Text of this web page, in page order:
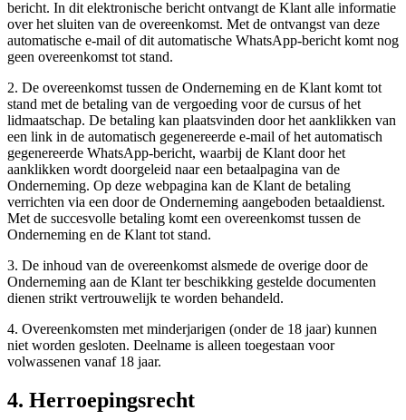
bericht. In dit elektronische bericht ontvangt de Klant alle informatie
over het sluiten van de overeenkomst. Met de ontvangst van deze
automatische e-mail of dit automatische WhatsApp-bericht komt nog
geen overeenkomst tot stand.
2. De overeenkomst tussen de Onderneming en de Klant komt tot
stand met de betaling van de vergoeding voor de cursus of het
lidmaatschap. De betaling kan plaatsvinden door het aanklikken van
een link in de automatisch gegenereerde e-mail of het automatisch
gegenereerde WhatsApp-bericht, waarbij de Klant door het
aanklikken wordt doorgeleid naar een betaalpagina van de
Onderneming. Op deze webpagina kan de Klant de betaling
verrichten via een door de Onderneming aangeboden betaaldienst.
Met de succesvolle betaling komt een overeenkomst tussen de
Onderneming en de Klant tot stand.
3. De inhoud van de overeenkomst alsmede de overige door de
Onderneming aan de Klant ter beschikking gestelde documenten
dienen strikt vertrouwelijk te worden behandeld.
4. Overeenkomsten met minderjarigen (onder de 18 jaar) kunnen
niet worden gesloten. Deelname is alleen toegestaan voor
volwassenen vanaf 18 jaar.
4. Herroepingsrecht